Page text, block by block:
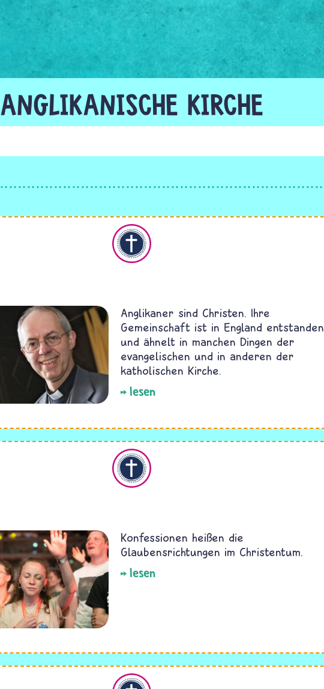
ANGLIKANISCHE KIRCHE
Anglikaner sind Christen. Ihre
Gemeinschaft ist in England entstanden
und ähnelt in manchen Dingen der
evangelischen und in anderen der
katholischen Kirche.
lesen
Konfessionen heißen die
Glaubensrichtungen im Christentum.
lesen